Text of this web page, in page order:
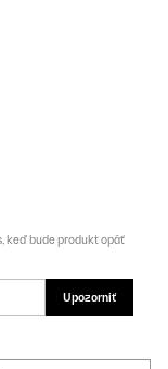
keď bude produkt opäť
Upozorniť